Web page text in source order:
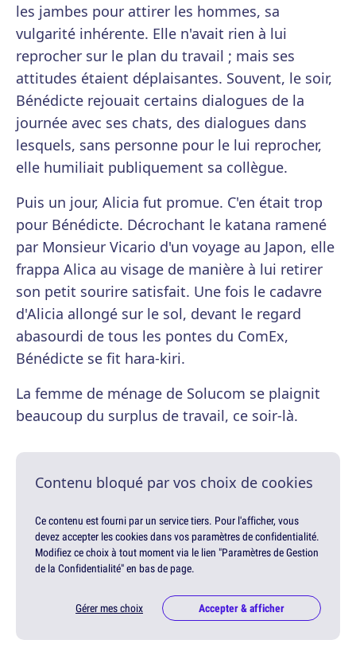
les jambes pour attirer les hommes, sa
vulgarité inhérente. Elle n'avait rien à lui
reprocher sur le plan du travail ; mais ses
attitudes étaient déplaisantes. Souvent, le soir,
Bénédicte rejouait certains dialogues de la
journée avec ses chats, des dialogues dans
lesquels, sans personne pour le lui reprocher,
elle humiliait publiquement sa collègue.
Puis un jour, Alicia fut promue. C'en était trop
pour Bénédicte. Décrochant le katana ramené
par Monsieur Vicario d'un voyage au Japon, elle
frappa Alica au visage de manière à lui retirer
son petit sourire satisfait. Une fois le cadavre
d'Alicia allongé sur le sol, devant le regard
abasourdi de tous les pontes du ComEx,
Bénédicte se fit hara-kiri.
La femme de ménage de Solucom se plaignit
beaucoup du surplus de travail, ce soir-là.
Contenu bloqué par vos choix de cookies
Ce contenu est fourni par un service tiers. Pour l'afficher, vous
devez accepter les cookies dans vos paramètres de confidentialité.
Modifiez ce choix à tout moment via le lien "Paramètres de Gestion
de la Confidentialité" en bas de page.
Gérer mes choix Accepter & afficher